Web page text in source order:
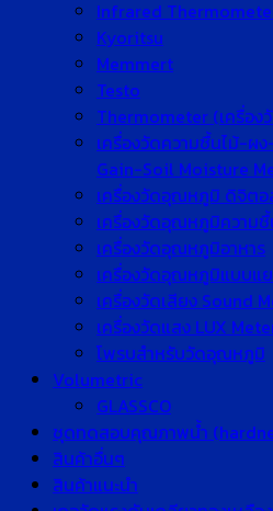
Infrared
Kyoritsu
Memmert
Testo
Thermometer (เครื่อ
เครื่องวัดความชื้นไม้-
Gain-Soil Moisture
เครื่องวัดอุณหภูมิ ดิจิตอ
เครื่องวัดอุณหภูมิความ
เครื่องวัดอุณหภูมิอาหาร
เครื่องวัดอุณหภูมิแบบแ
เครื่องวัดเสียง Sound
เครื่องวัดแสง LUX
โพรบสำหรับวัดอุณหภูมิ
Volumetric
GLASSCO
ชุดทดสอบคุณภาพน้ำ
สินค้าอื่นๆ
สินค้าแนะนำ